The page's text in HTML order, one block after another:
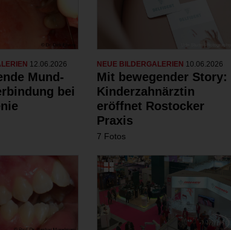
12.06.2026
Mund-
bei
NEUE BILDERGALERIEN 10.06.2026
Mit bewegender Story:
Kinderzahnärztin
eröffnet Rostocker
Praxis
7 Fotos